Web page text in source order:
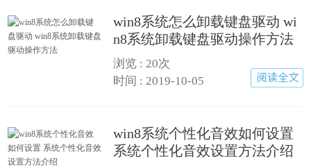
win8系统怎么卸载键盘驱动 wi
n8系统卸载键盘驱动操作方法
浏览 : 20次
时间 : 2019-10-05
win8系统个性化音效如何设置
系统个性化音效设置方法介绍